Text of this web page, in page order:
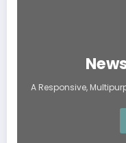
A Responsive,